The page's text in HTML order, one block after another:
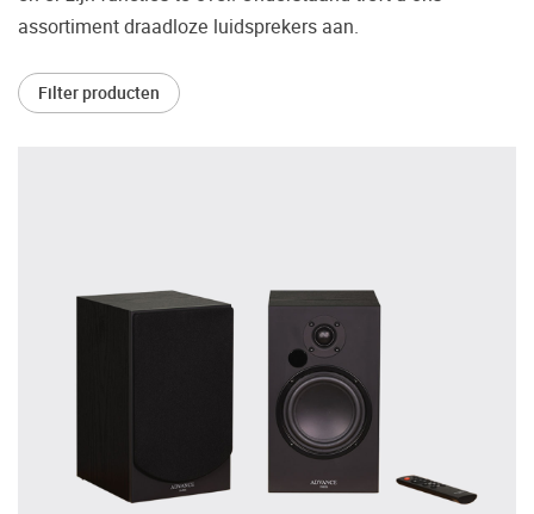
Helaas blijkt dat velen spijt hebben van hun
wat er geadviseerd is. Daarom bieden wij u
de mogelijkheid om de door u gewenste
assortiment draadloze luidsprekers aan.
Filter producten